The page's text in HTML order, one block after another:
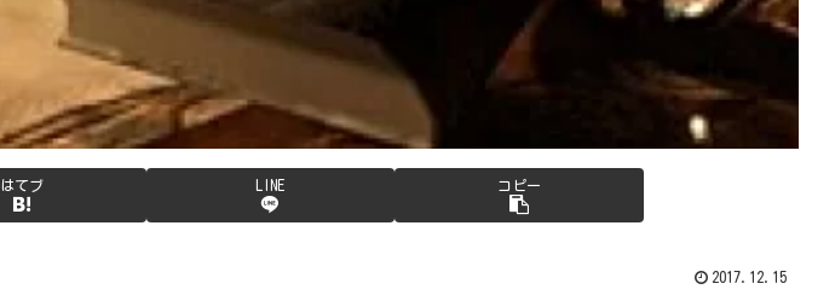
はてブ LINE コピー
2017.12.15